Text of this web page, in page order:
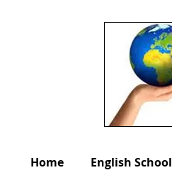
Home English School